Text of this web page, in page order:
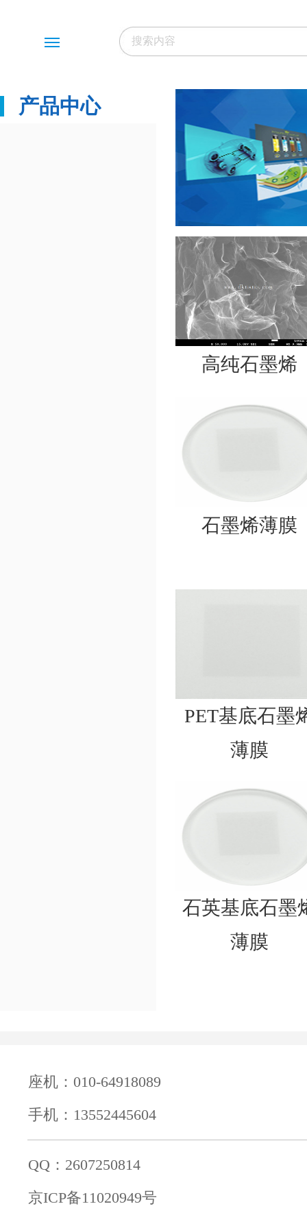
产品中心
高纯石墨烯
石墨烯薄膜
PET基底石墨
薄膜
石英基底石墨
薄膜
座机：010-64918089
手机：13552445604
QQ：2607250814
京ICP备11020949号